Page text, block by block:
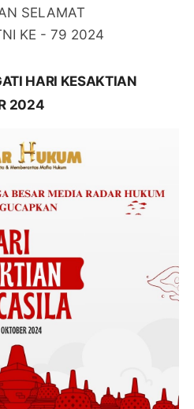
SELAMAT
KE - 79 2024
HARI KESAKTIAN
2024